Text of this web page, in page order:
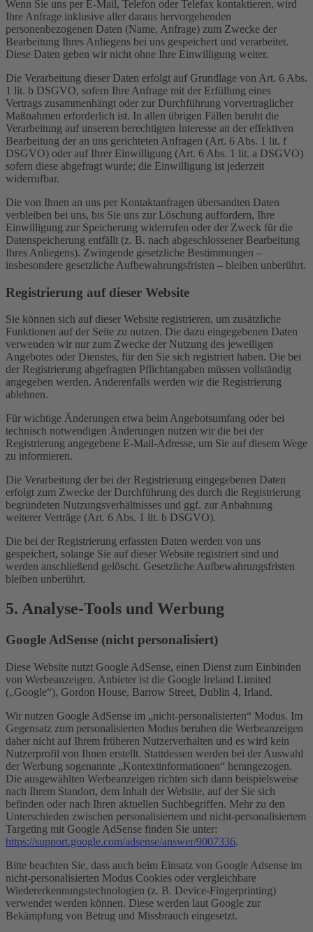
Wenn Sie uns per E-Mail, Telefon oder Telefax kontaktieren, wird
Ihre Anfrage inklusive aller daraus hervorgehenden
personenbezogenen Daten (Name, Anfrage) zum Zwecke der
Bearbeitung Ihres Anliegens bei uns gespeichert und verarbeitet.
Diese Daten geben wir nicht ohne Ihre Einwilligung weiter.
Die Verarbeitung dieser Daten erfolgt auf Grundlage von Art. 6 Abs.
1 lit. b DSGVO, sofern Ihre Anfrage mit der Erfüllung eines
Vertrags zusammenhängt oder zur Durchführung vorvertraglicher
Maßnahmen erforderlich ist. In allen übrigen Fällen beruht die
Verarbeitung auf unserem berechtigten Interesse an der effektiven
Bearbeitung der an uns gerichteten Anfragen (Art. 6 Abs. 1 lit. f
DSGVO) oder auf Ihrer Einwilligung (Art. 6 Abs. 1 lit. a DSGVO)
sofern diese abgefragt wurde; die Einwilligung ist jederzeit
widerrufbar.
Die von Ihnen an uns per Kontaktanfragen übersandten Daten
verbleiben bei uns, bis Sie uns zur Löschung auffordern, Ihre
Einwilligung zur Speicherung widerrufen oder der Zweck für die
Datenspeicherung entfällt (z. B. nach abgeschlossener Bearbeitung
Ihres Anliegens). Zwingende gesetzliche Bestimmungen –
insbesondere gesetzliche Aufbewahrungsfristen – bleiben unberührt.
Registrierung auf dieser Website
Sie können sich auf dieser Website registrieren, um zusätzliche
Funktionen auf der Seite zu nutzen. Die dazu eingegebenen Daten
verwenden wir nur zum Zwecke der Nutzung des jeweiligen
Angebotes oder Dienstes, für den Sie sich registriert haben. Die bei
der Registrierung abgefragten Pflichtangaben müssen vollständig
angegeben werden. Anderenfalls werden wir die Registrierung
ablehnen.
Für wichtige Änderungen etwa beim Angebotsumfang oder bei
technisch notwendigen Änderungen nutzen wir die bei der
Registrierung angegebene E-Mail-Adresse, um Sie auf diesem Wege
zu informieren.
Die Verarbeitung der bei der Registrierung eingegebenen Daten
erfolgt zum Zwecke der Durchführung des durch die Registrierung
begründeten Nutzungsverhältnisses und ggf. zur Anbahnung
weiterer Verträge (Art. 6 Abs. 1 lit. b DSGVO).
Die bei der Registrierung erfassten Daten werden von uns
gespeichert, solange Sie auf dieser Website registriert sind und
werden anschließend gelöscht. Gesetzliche Aufbewahrungsfristen
bleiben unberührt.
5. Analyse-Tools und Werbung
Google AdSense (nicht personalisiert)
Diese Website nutzt Google AdSense, einen Dienst zum Einbinden
von Werbeanzeigen. Anbieter ist die Google Ireland Limited
(„Google“), Gordon House, Barrow Street, Dublin 4, Irland.
Wir nutzen Google AdSense im „nicht-personalisierten“ Modus. Im
Gegensatz zum personalisierten Modus beruhen die Werbeanzeigen
daher nicht auf Ihrem früheren Nutzerverhalten und es wird kein
Nutzerprofil von Ihnen erstellt. Stattdessen werden bei der Auswahl
der Werbung sogenannte „Kontextinformationen“ herangezogen.
Die ausgewählten Werbeanzeigen richten sich dann beispielsweise
nach Ihrem Standort, dem Inhalt der Website, auf der Sie sich
befinden oder nach Ihren aktuellen Suchbegriffen. Mehr zu den
Unterschieden zwischen personalisiertem und nicht-personalisiertem
Targeting mit Google AdSense finden Sie unter:
https://support.google.com/adsense/answer/9007336.
Bitte beachten Sie, dass auch beim Einsatz von Google Adsense im
nicht-personalisierten Modus Cookies oder vergleichbare
Wiedererkennungstechnologien (z. B. Device-Fingerprinting)
verwendet werden können. Diese werden laut Google zur
Bekämpfung von Betrug und Missbrauch eingesetzt.